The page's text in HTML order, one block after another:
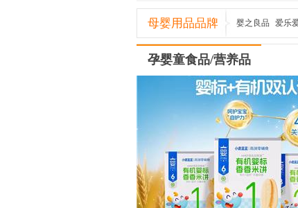
母婴用品品牌 婴之良品 爱乐
山泉
孕婴童食品/营养品